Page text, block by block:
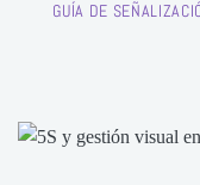
GUÍA DE